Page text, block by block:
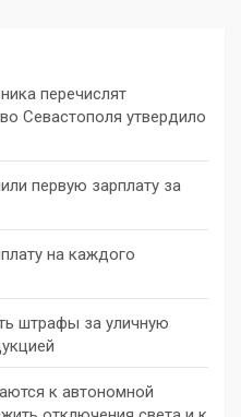
перечислят
Севастополя утвердило
первую зарплату за
на каждого
штрафы за уличную
к автономной